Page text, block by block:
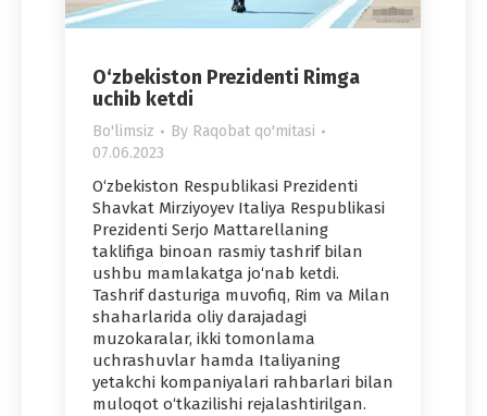
O‘zbekiston Prezidenti Rimga
uchib ketdi
Bo'limsiz By Raqobat qo'mitasi
07.06.2023
O‘zbekiston Respublikasi Prezidenti
Shavkat Mirziyoyev Italiya Respublikasi
Prezidenti Serjo Mattarellaning
taklifiga binoan rasmiy tashrif bilan
ushbu mamlakatga jo‘nab ketdi.
Tashrif dasturiga muvofiq, Rim va Milan
shaharlarida oliy darajadagi
muzokaralar, ikki tomonlama
uchrashuvlar hamda Italiyaning
yetakchi kompaniyalari rahbarlari bilan
muloqot o‘tkazilishi rejalashtirilgan.